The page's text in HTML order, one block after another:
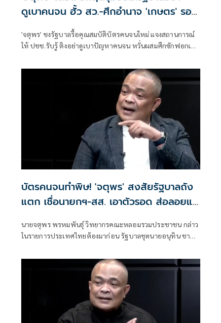
ดูเบาคนจน ฮั้ว สว.-ศึกอำนาจ 'เกษตร' รอ
'จตุพร' ชงรัฐบาลรื้อคุณสมบัติบัตรคนจนใหม่ แจงสถานการณ์
ให้ ปชช.รับรู้ ติงอย่าดูเบาปัญหาคนจน หวั่นผสมศึกซักฟอกเปิด
จ้องล้างบางกัน ชี้ล้วนวิกฤตใหญ่จ่อรุมขย่ม'อนุทิน'
บัตรคนจนทำพิษ! 'จตุพร' สงสัยรัฐบาลถัง
แตก เชื่อนายกฯ-สส. เอาตัวรอด ส่อลอยแพ
นายจตุพร พรหมพันธุ์ วิทยากรคณะหลอมรวมประชาชน กล่าว
ในรายการประเทศไทยต้องมาก่อน รัฐบาลชุดนายอนุทิน ชาญ